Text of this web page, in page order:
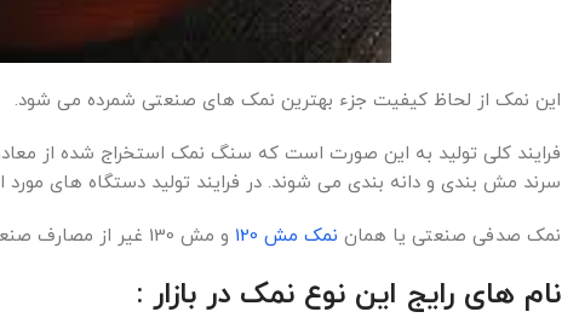
این نمک از لحاظ کیفیت جزء بهترین نمک های صنعتی شمرده می شود.
فرایند کلی تولید به این صورت است که سنگ نمک استخراج شده از
سرند مش بندی و دانه بندی می شوند. در فرایند تولید دستگاه های
نمک صدفی صنعتی یا همان نمک مش 120 و مش 130 غیر از مصارف صنعتی، در بسیاری از صنایع غذایی نیز در تناژ بالا مصرف می شود.
نام های رایج این نوع نمک در بازار :